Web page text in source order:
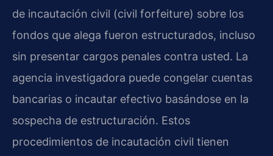
de incautación civil (civil forfeiture) sobre los
fondos que alega fueron estructurados, incluso
sin presentar cargos penales contra usted. La
agencia investigadora puede congelar cuentas
bancarias o incautar efectivo basándose en la
sospecha de estructuración. Estos
procedimientos de incautación civil tienen